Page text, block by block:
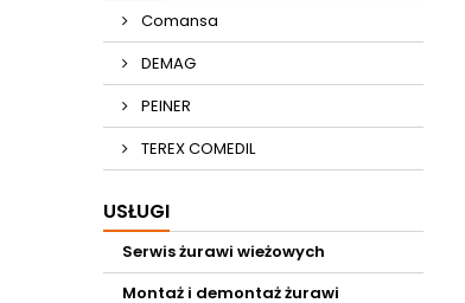
Comansa
DEMAG
PEINER
TEREX COMEDIL
USŁUGI
Serwis żurawi wieżowych
Montaż i demontaż żurawi